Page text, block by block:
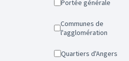
Portée générale
Communes de
l'agglomération
Quartiers d'Angers